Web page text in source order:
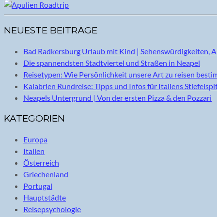
NEUESTE BEITRÄGE
Bad Radkersburg Urlaub mit Kind | Sehenswürdigkeiten,
Die spannendsten Stadtviertel und Straßen in Neapel
Reisetypen: Wie Persönlichkeit unsere Art zu reisen
Kalabrien Rundreise: Tipps und Infos für Italiens
Neapels Untergrund | Von der ersten Pizza & den Pozzari
KATEGORIEN
Europa
Italien
Österreich
Griechenland
Portugal
Hauptstädte
Reisepsychologie